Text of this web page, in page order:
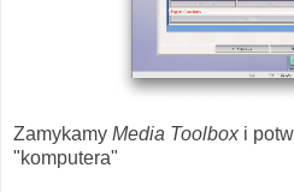
Zamykamy Media Toolboxi
"komputera"